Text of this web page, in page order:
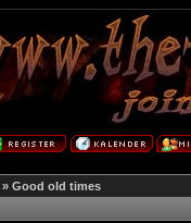
» Good old times